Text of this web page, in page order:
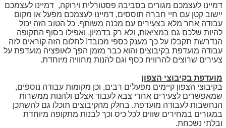
דמיינו לעצמכם מגורים בסביבה פסטורלית וירוקה, דמיינו לעצמכם
יישוב קטן עם חיי חברה תוססים, דמיינו לעצמכם מפעל או מקום
עבודה אחר מלא בצעירים עם מכנה משותף. כל הטוב הזה יכול
להיות שלכם גם במציאות, ולא רק בדמיון, ואפילו בסוף התקופה
הנדרשת תקבלו על כך מענק כספי מכובד! לחלום הזה קוראים לזה
עבודה מועדפת בקיבוצים והוא כבר מזמן הפך לאופציה מועדפת על
צעירים שרוצים להרוויח כסף וגם להנות מחוויה מיוחדת.
מועדפת בקיבוצי הצפון
בקיבוצי הצפון קיימים מפעלים רבים, וכן מקומות עבודה נוספים,
שמאפשרים לצעירים אחרי צבא לעבוד אצלם ולהנות ממשרות
הנחשבות לעבודה מועדפת. בחלק מהקיבוצים תוכלו גם להשתכן
במגורים במחירים שווים לכל כיס וכך לבנות מתקופה מיוחדת
ובלתי נשכחת.